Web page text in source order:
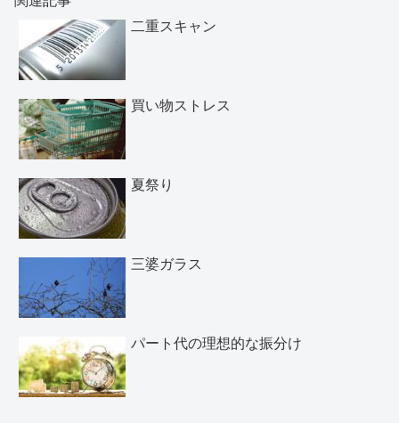
二重スキャン
買い物ストレス
夏祭り
三婆ガラス
パート代の理想的な振分け